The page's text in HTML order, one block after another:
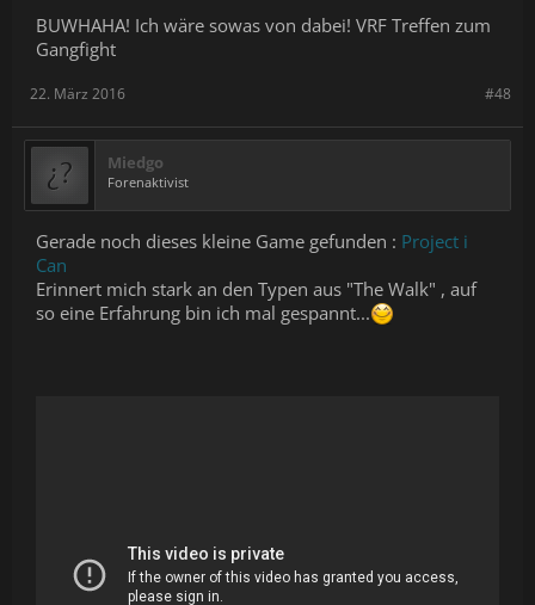
BUWHAHA! Ich wäre sowas von dabei! VRF Treffen zum
Gangfight
#48
22. März 2016
Miedgo
Forenaktivist
Gerade noch dieses kleine Game gefunden : Project i
Can
Erinnert mich stark an den Typen aus "The Walk" , auf
so eine Erfahrung bin ich mal gespannt...